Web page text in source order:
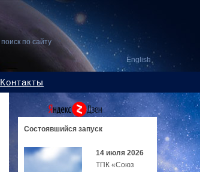
поиск по сайту
English
Контакты
Состоявшийся запуск
14 июля 2026
ТПК «Союз